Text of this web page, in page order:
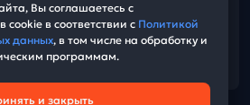
ЕГЭ ПО ФИЗИКЕ 2026 с Виталичем
14 сентября 2025 г., 16:00
Вы соглашаетесь с
в соответствии с Политикой
данных, в том числе на обработку и
программам.
и закрыть